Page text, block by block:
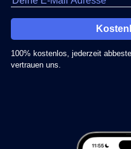
100% kostenlos, jederzeit
vertrauen uns.